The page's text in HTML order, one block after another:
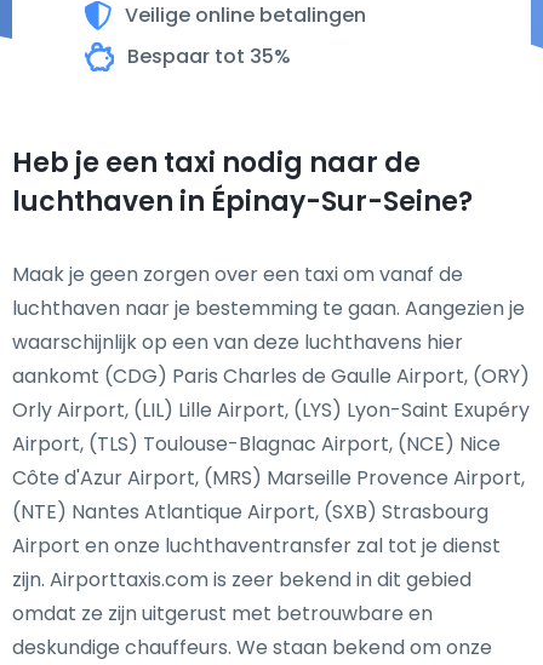
Veilige online betalingen
Bespaar tot 35%
Heb je een taxi nodig naar de
luchthaven in Épinay-Sur-Seine?
Maak je geen zorgen over een taxi om vanaf de
luchthaven naar je bestemming te gaan. Aangezien je
waarschijnlijk op een van deze luchthavens hier
aankomt (CDG) Paris Charles de Gaulle Airport, (ORY)
Orly Airport, (LIL) Lille Airport, (LYS) Lyon-Saint Exupéry
Airport, (TLS) Toulouse-Blagnac Airport, (NCE) Nice
Côte d'Azur Airport, (MRS) Marseille Provence Airport,
(NTE) Nantes Atlantique Airport, (SXB) Strasbourg
Airport en onze luchthaventransfer zal tot je dienst
zijn. Airporttaxis.com is zeer bekend in dit gebied
omdat ze zijn uitgerust met betrouwbare en
deskundige chauffeurs. We staan bekend om onze